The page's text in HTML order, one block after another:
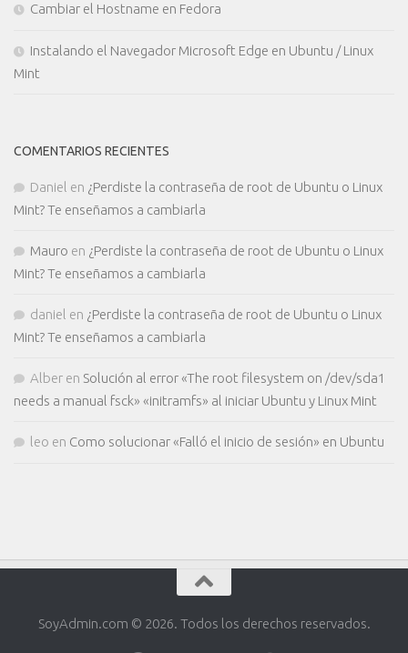
Cambiar el Hostname en Fedora
Instalando el Navegador Microsoft Edge en Ubuntu / Linux
Mint
COMENTARIOS RECIENTES
Daniel en ¿Perdiste la contraseña de root de Ubuntu o Linux
Mint? Te enseñamos a cambiarla
Mauro en ¿Perdiste la contraseña de root de Ubuntu o Linux
Mint? Te enseñamos a cambiarla
daniel en ¿Perdiste la contraseña de root de Ubuntu o Linux
Mint? Te enseñamos a cambiarla
Alber en Solución al error «The root filesystem on /dev/sda1
needs a manual fsck» «initramfs» al iniciar Ubuntu y Linux Mint
leo en Como solucionar «Falló el inicio de sesión» en Ubuntu
SoyAdmin.com © 2026. Todos los derechos reservados.